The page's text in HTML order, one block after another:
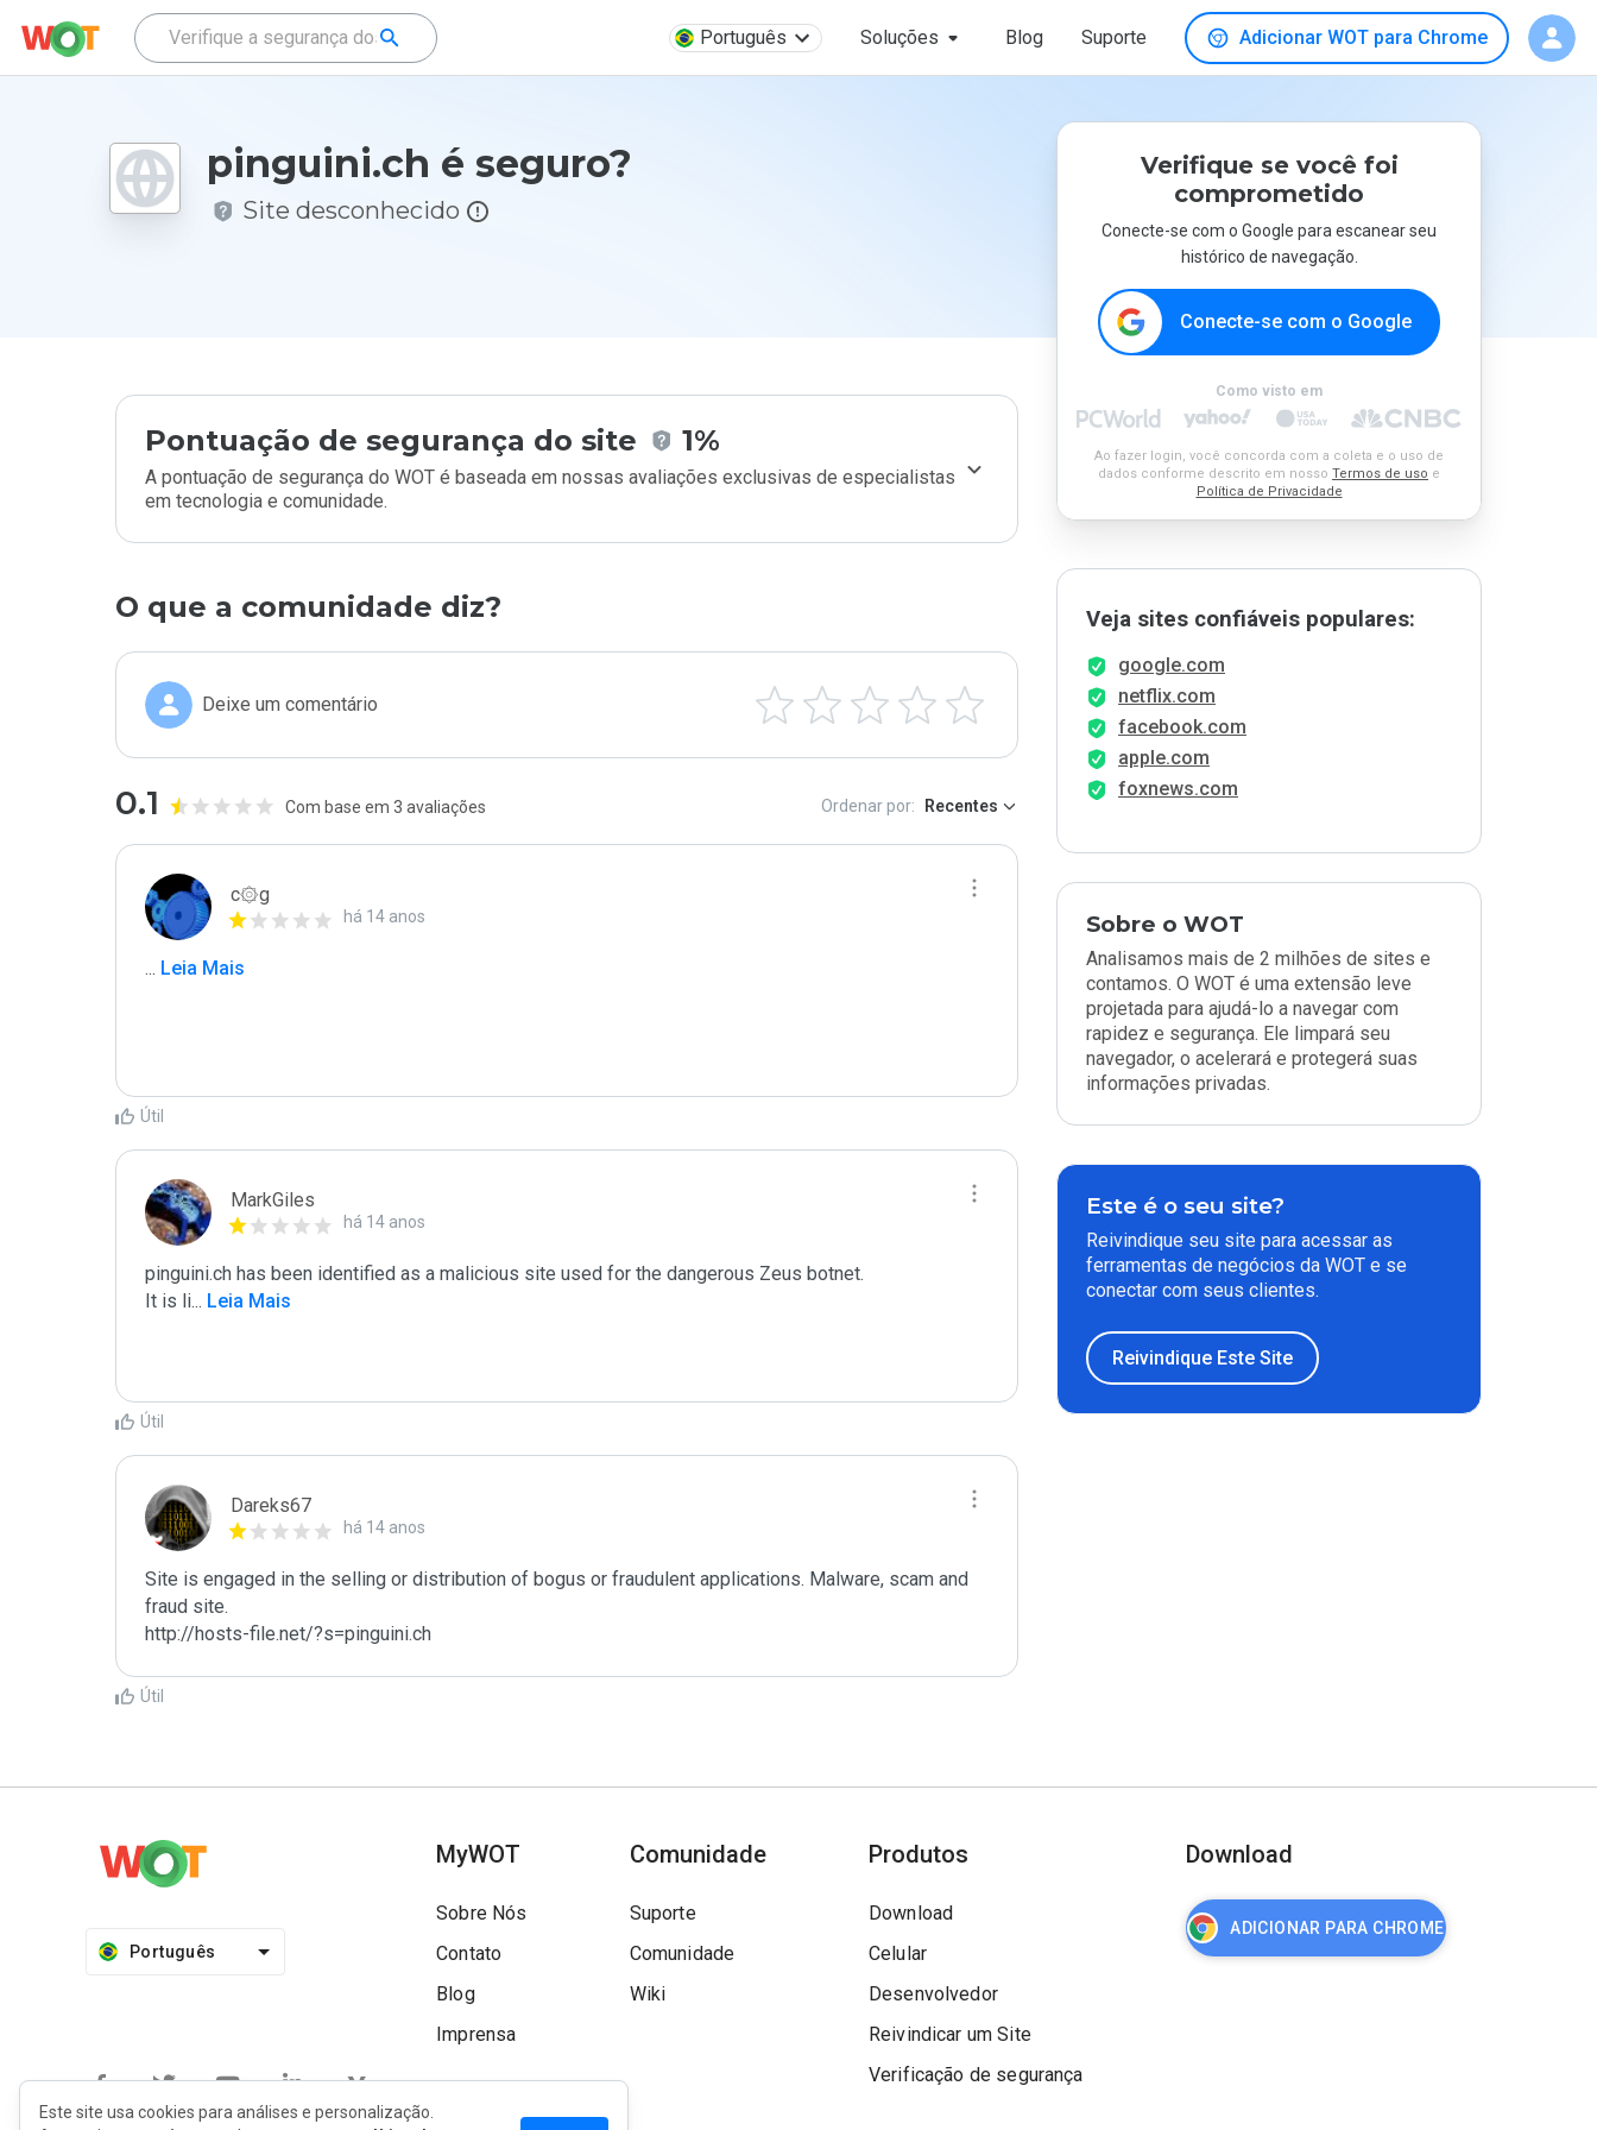
Português Soluções Blog Suporte Adicionar WOT para Chrome
pinguini.ch é seguro?
Site desconhecido
Pontuação de segurança do site 1%
A pontuação de segurança do WOT é baseada em nossas avaliações exclusivas de especialistas
em tecnologia e comunidade.
O que a comunidade diz?
Deixe um comentário
0.1 Com base em 3 avaliações Ordenar por: Recentes
c۞g
há 14 anos
... Leia Mais
Útil
MarkGiles
há 14 anos
pinguini.ch has been identified as a malicious site used for the dangerous Zeus botnet.
It is li... Leia Mais
Útil
Dareks67
há 14 anos
Site is engaged in the selling or distribution of bogus or fraudulent applications. Malware, scam and
fraud site.
http://hosts-file.net/?s=pinguini.ch
Útil
Verifique se você foi
comprometido
Conecte-se com o Google para escanear seu
histórico de navegação.
Conecte-se com o Google
Como visto em
Ao fazer login, você concorda com a coleta e o uso de
dados conforme descrito em nosso Termos de uso e
Política de Privacidade
Veja sites confiáveis populares:
google.com
netflix.com
facebook.com
apple.com
foxnews.com
Sobre o WOT
Analisamos mais de 2 milhões de sites e
contamos. O WOT é uma extensão leve
projetada para ajudá-lo a navegar com
rapidez e segurança. Ele limpará seu
navegador, o acelerará e protegerá suas
informações privadas.
Este é o seu site?
Reivindique seu site para acessar as
ferramentas de negócios da WOT e se
conectar com seus clientes.
Reivindique Este Site
Português
MyWOT
Sobre Nós
Contato
Blog
Imprensa
Comunidade
Suporte
Comunidade
Wiki
Produtos
Download
Celular
Desenvolvedor
Reivindicar um Site
Verificação de segurança
Download
ADICIONAR PARA CHROME
Este site usa cookies para análises e personalização.